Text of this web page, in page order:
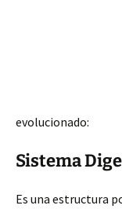
evolucionado:
Sistema
Es una estructura